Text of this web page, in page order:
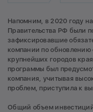
Напомним, в 2020 году
Правительства РФ были
зафиксировавшие
компании по обновлению
крупнейших городов
программы был
компания, учитывая
проблем, приступила к
Общий объем